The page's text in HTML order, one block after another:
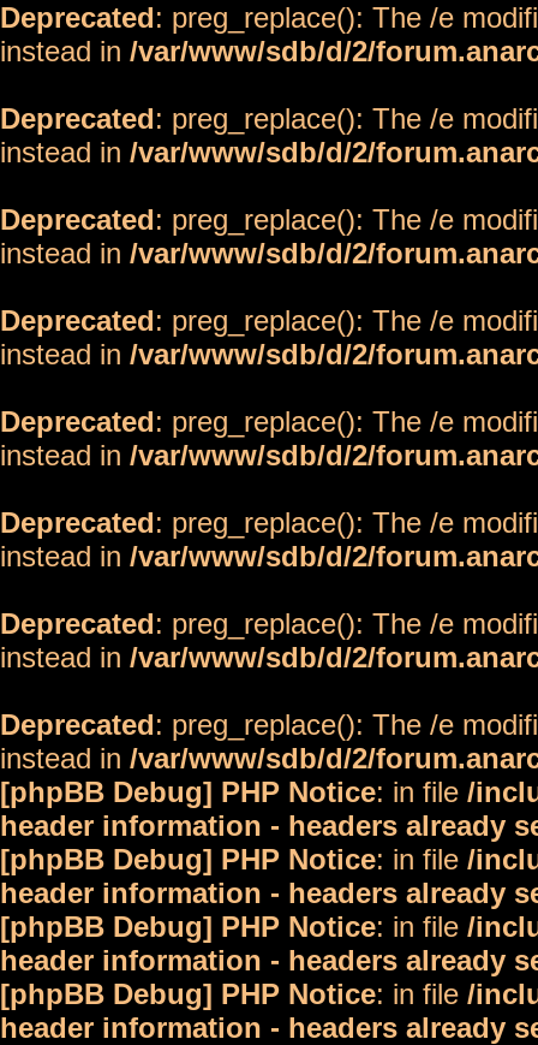
Deprecated: preg_replace(): The /e
instead in /var/www/sdb/d/2/
Deprecated: preg_replace(): The /e
instead in /var/www/sdb/d/2/
Deprecated: preg_replace(): The /e
instead in /var/www/sdb/d/2/
Deprecated: preg_replace(): The /e
instead in /var/www/sdb/d/2/
Deprecated: preg_replace(): The /e
instead in /var/www/sdb/d/2/
Deprecated: preg_replace(): The /e
instead in /var/www/sdb/d/2/
Deprecated: preg_replace(): The /e
instead in /var/www/sdb/d/2/
Deprecated: preg_replace(): The /e
instead in /var/www/sdb/d/2/
[phpBB Debug] PHP Notice: in file /
header information - headers already
[phpBB Debug] PHP Notice: in file /
header information - headers already
[phpBB Debug] PHP Notice: in file /
header information - headers already
[phpBB Debug] PHP Notice: in file /
header information - headers already